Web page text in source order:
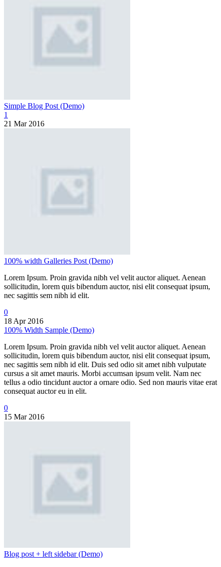
Simple Blog Post (Demo)
1
21 Mar 2016
100% width Galleries Post (Demo)
Lorem Ipsum. Proin gravida nibh vel velit auctor aliquet. Aenean
sollicitudin, lorem quis bibendum auctor, nisi elit consequat ipsum,
nec sagittis sem nibh id elit.
0
18 Apr 2016
100% Width Sample (Demo)
Lorem Ipsum. Proin gravida nibh vel velit auctor aliquet. Aenean
sollicitudin, lorem quis bibendum auctor, nisi elit consequat ipsum,
nec sagittis sem nibh id elit. Duis sed odio sit amet nibh vulputate
cursus a sit amet mauris. Morbi accumsan ipsum velit. Nam nec
tellus a odio tincidunt auctor a ornare odio. Sed non mauris vitae erat
consequat auctor eu in elit.
0
15 Mar 2016
Blog post + left sidebar (Demo)